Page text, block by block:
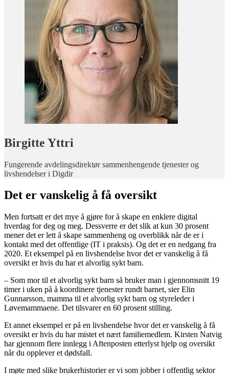
Birgitte Yttri
Fungerende avdelingsdirektør sammenhengende tjenester og
livshendelser i Digdir
Det er vanskelig å få oversikt
Men fortsatt er det mye å gjøre for å skape en enklere digital
hverdag for deg og meg. Dessverre er det slik at kun 30 prosent
mener det er lett å skape sammenheng og overblikk når de er i
kontakt med det offentlige (IT i praksis). Og det er en nedgang fra
2020. Et eksempel på en livshendelse hvor det er vanskelig å få
oversikt er hvis du har et alvorlig sykt barn.
– Som mor til et alvorlig sykt barn så bruker man i gjennomsnitt 19
timer i uken på å koordinere tjenester rundt barnet, sier Elin
Gunnarsson, mamma til et alvorlig sykt barn og styreleder i
Løvemammaene. Det tilsvarer en 60 prosent stilling.
Et annet eksempel er på en livshendelse hvor det er vanskelig å få
oversikt er hvis du har mistet et nært familiemedlem. Kirsten Natvig
har gjennom flere innlegg i Aftenposten etterlyst hjelp og oversikt
når du opplever et dødsfall.
I møte med slike brukerhistorier er vi som jobber i offentlig sektor